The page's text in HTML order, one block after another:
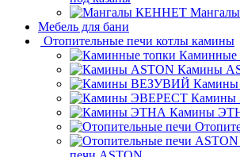
Мебель для бани
Отопительные печи котлы камины
Каминные
Камины
Камины